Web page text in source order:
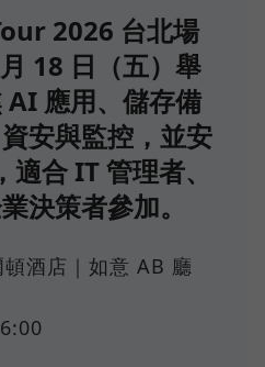
2026 台北場
18 日（五）舉
應用、儲存備
安與監控，並安
合 IT 管理者、
決策者參加。
酒店｜如意 AB 廳